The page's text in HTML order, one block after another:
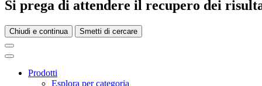
Si prega di attendere il recupero dei
Chiudi e continua Smetti di cercare
Prodotti
Esplora per categoria